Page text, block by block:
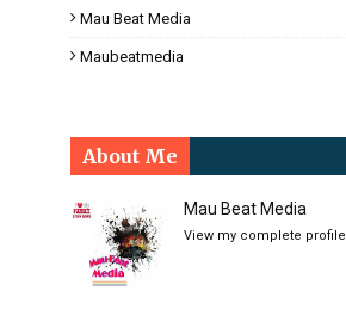
Mau Beat Media
Maubeatmedia
About Me
Mau Beat Media
View my complete profile